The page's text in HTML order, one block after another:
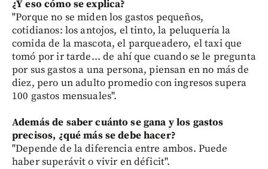
¿Y eso cómo se explica?
"Porque no se miden los gastos pequeños,
cotidianos: los antojos, el tinto, la peluquería la
comida de la mascota, el parqueadero, el taxi que
tomó por ir tarde... de ahí que cuando se le pregunta
por sus gastos a una persona, piensan en no más de
diez, pero un adulto promedio con ingresos supera
100 gastos mensuales".
Además de saber cuánto se gana y los gastos
precisos, ¿qué más se debe hacer?
"Depende de la diferencia entre ambos. Puede
haber superávit o vivir en déficit".